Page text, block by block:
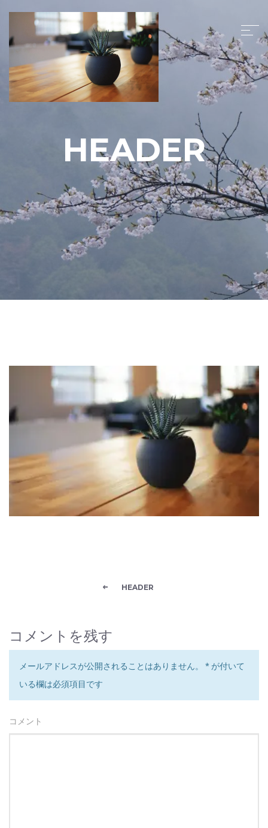
HEADER
HEADER
コメントを残す
メールアドレスが公開されることはありません。 * が付いて
いる欄は必須項目です
コメント